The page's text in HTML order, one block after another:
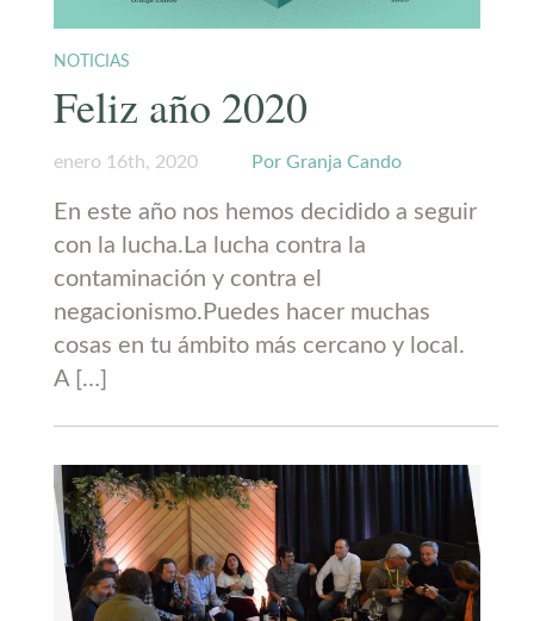
NOTICIAS
Feliz año 2020
enero 16th, 2020 Por Granja Cando
En este año nos hemos decidido a seguir
con la lucha.La lucha contra la
contaminación y contra el
negacionismo.Puedes hacer muchas
cosas en tu ámbito más cercano y local.
A […]